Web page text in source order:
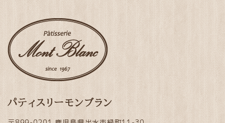
パティスリーモンブラン